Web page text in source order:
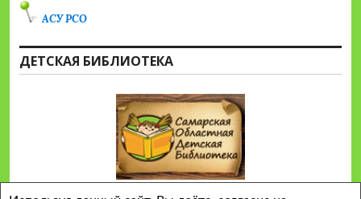
АСУ РСО
ДЕТСКАЯ БИБЛИОТЕКА